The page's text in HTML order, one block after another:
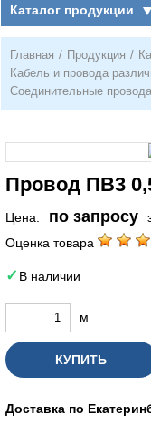
Каталог продукции
Главная / Продукция /
Кабель и провода
Соединительные
Провод ПВ3
Цена: по запросу
Оценка товара
В наличии
м
КУПИТЬ
Доставка по